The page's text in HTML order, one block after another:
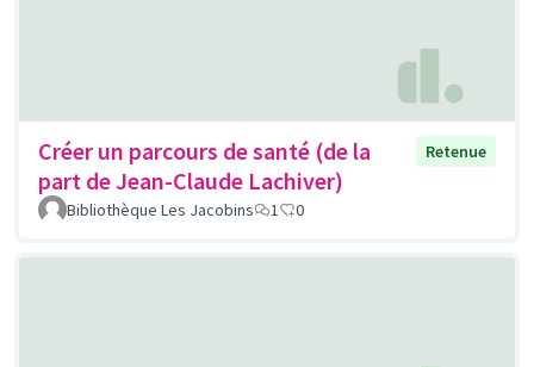
Créer un parcours de santé (de la
part de Jean-Claude Lachiver)
Retenue
Bibliothèque Les Jacobins 1 0